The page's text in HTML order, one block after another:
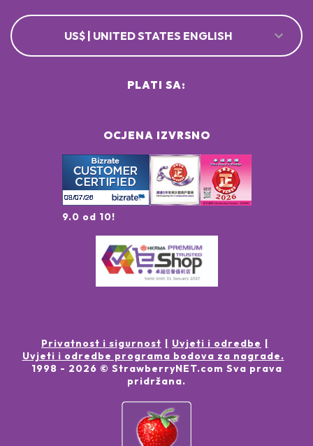
US$ | UNITED STATES ENGLISH
OCJENA IZVRSNO
9.0 od 10!
PLATI SA:
Privatnost i sigurnost
Uvjeti i odredbe
Uvjeti i odredbe programa bodova za nagrade.
1998 - 2026 © StrawberryNET.com Sva prava
pridržana.